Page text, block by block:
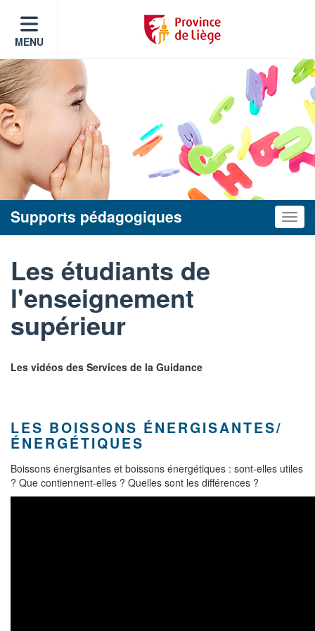
MENU
Supports pédagogiques
Les étudiants de
l'enseignement
supérieur
Les vidéos des Services de la Guidance
LES BOISSONS ÉNERGISANTES/
ÉNERGÉTIQUES
Boissons énergisantes et boissons énergétiques : sont-elles utiles
? Que contiennent-elles ? Quelles sont les différences ?